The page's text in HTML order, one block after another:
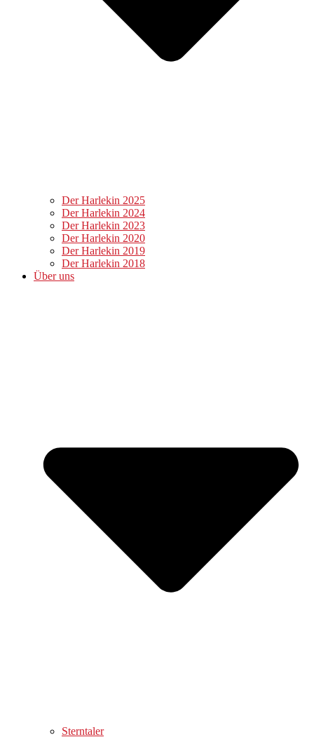
Der Harlekin 2025
Der Harlekin 2024
Der Harlekin 2023
Der Harlekin 2020
Der Harlekin 2019
Der Harlekin 2018
Über uns
Sterntaler